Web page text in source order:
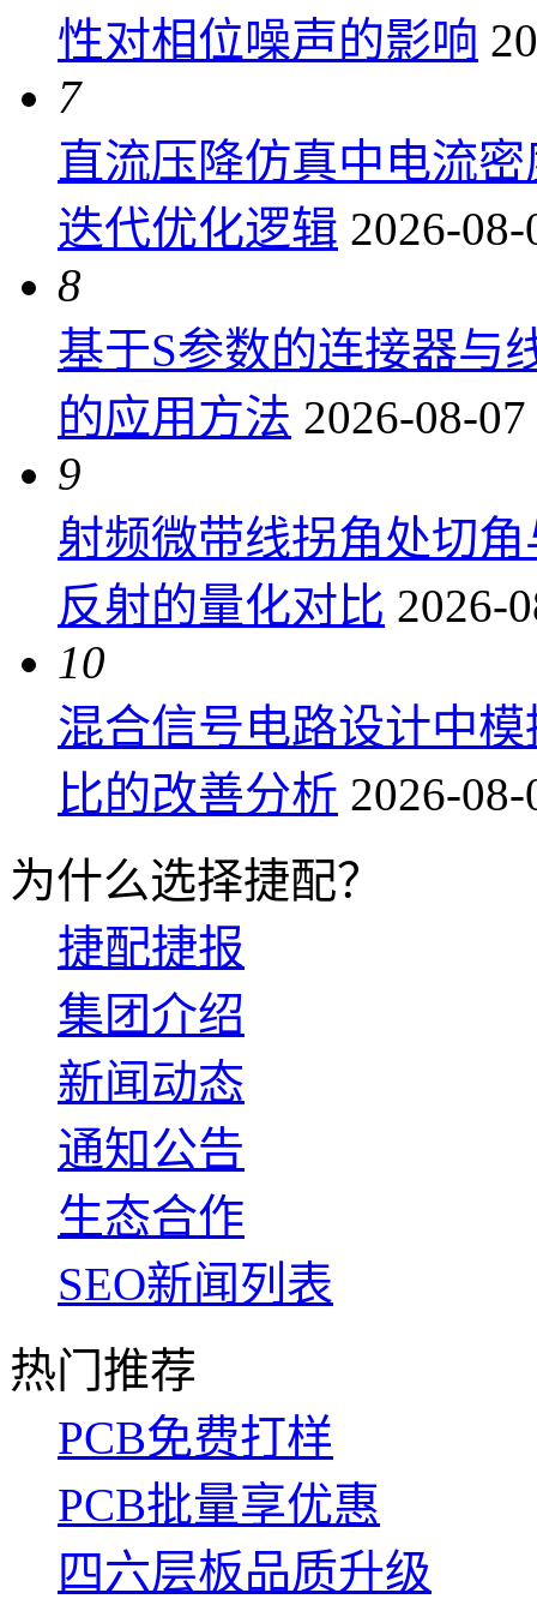
性对相位噪声的影响
7
直流压降仿真中电流
迭代优化逻辑 2026-
8
基于S参数的连接器与
的应用方法 2026-08-
9
射频微带线拐角处切
反射的量化对比 2026-
10
混合信号电路设计中
比的改善分析 2026-
为什么选择捷配？
捷配捷报
集团介绍
新闻动态
通知公告
生态合作
SEO新闻列表
热门推荐
PCB免费打样
PCB批量享优惠
四六层板品质升级